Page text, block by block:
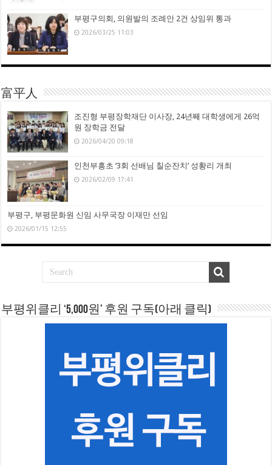
부평구의회, 의원발의 조례안 2건 상임위 통과
2026/03/25 11:03
富平人
조진형 부평장학재단 이사장, 24년째 대학생에게 26억
원 장학금 전달
2026/04/20 09:18
인천부흥초 ‘3회 선배님 칠순잔치’ 성황리 개최
2026/02/09 17:41
부평구, 부평문화원 신임 사무국장 이재만 선임
2026/01/15 12:55
부평위클리 ‘5,000원’ 후원 구독(아래 클릭)